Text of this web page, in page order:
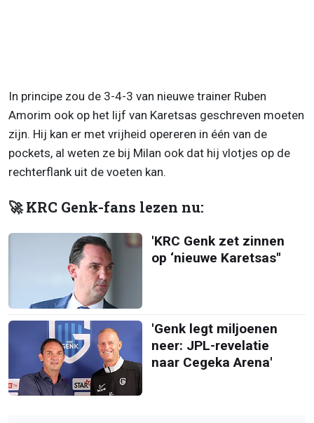
In principe zou de 3-4-3 van nieuwe trainer Ruben
Amorim ook op het lijf van Karetsas geschreven moeten
zijn. Hij kan er met vrijheid opereren in één van de
pockets, al weten ze bij Milan ook dat hij vlotjes op de
rechterflank uit de voeten kan.
🚀 KRC Genk-fans lezen nu:
'KRC Genk zet zinnen
op ‘nieuwe Karetsas''
'Genk legt miljoenen
neer: JPL-revelatie
naar Cegeka Arena'